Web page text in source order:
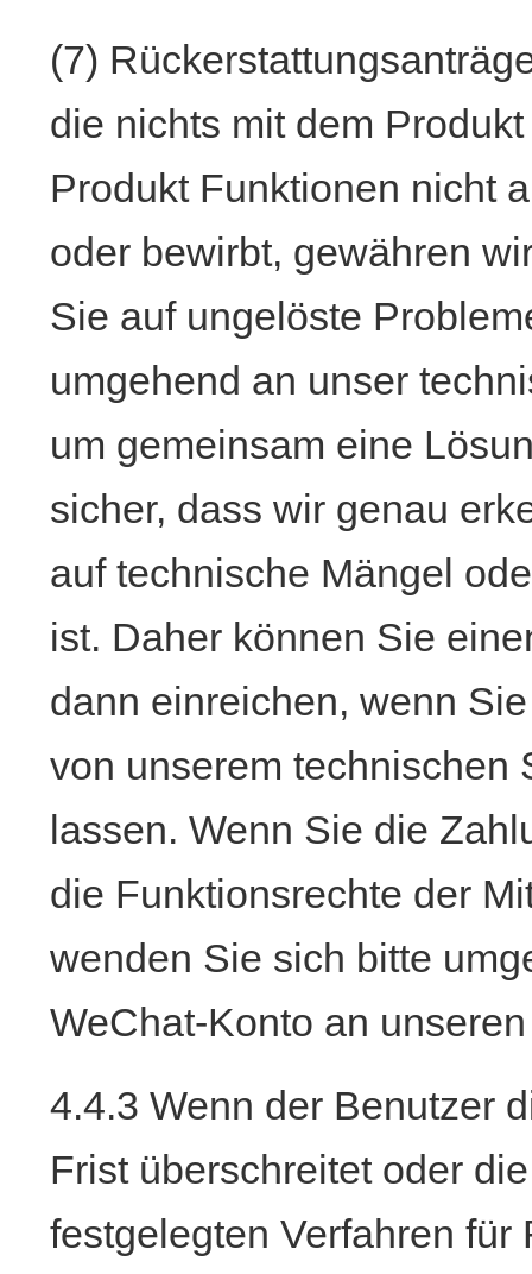
(7)
die nichts mit dem
Produkt Funktionen nicht
oder bewirbt, gewähren
Sie auf ungelöste
umgehend an unser
um gemeinsam eine
sicher, dass wir genau
auf technische Mängel
ist. Daher können Sie
dann einreichen, wenn
von unserem technischen
lassen. Wenn Sie die
die Funktionsrechte der
wenden Sie sich bitte
WeChat-Konto an
4.4.3 Wenn der Benutzer
Frist überschreitet oder
festgelegten Verfahren für